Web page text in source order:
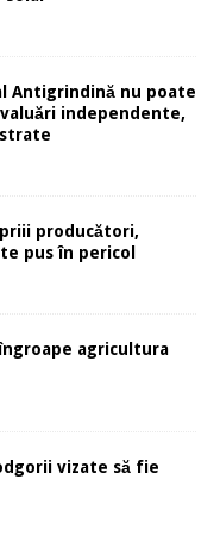
Antigrindină nu poate
independente,
producători,
pus în pericol
agricultura
vizate să fie